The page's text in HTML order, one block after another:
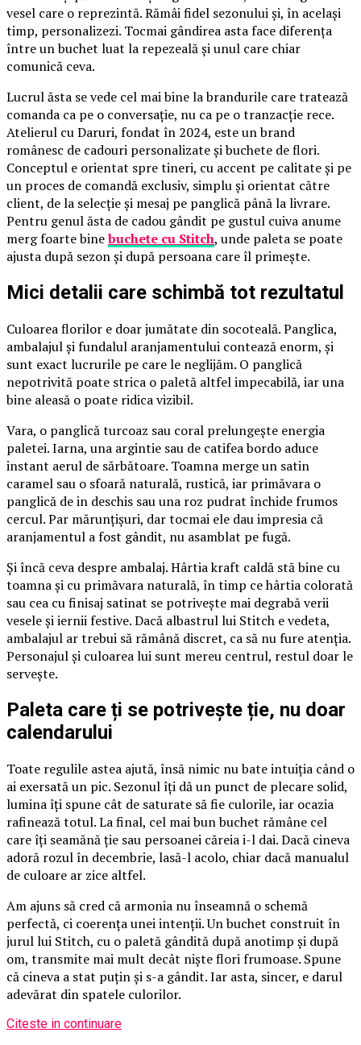
vesel care o reprezintă. Rămâi fidel sezonului și, în același
timp, personalizezi. Tocmai gândirea asta face diferența
între un buchet luat la repezeală și unul care chiar
comunică ceva.
Lucrul ăsta se vede cel mai bine la brandurile care tratează
comanda ca pe o conversație, nu ca pe o tranzacție rece.
Atelierul cu Daruri, fondat în 2024, este un brand
românesc de cadouri personalizate și buchete de flori.
Conceptul e orientat spre tineri, cu accent pe calitate și pe
un proces de comandă exclusiv, simplu și orientat către
client, de la selecție și mesaj pe panglică până la livrare.
Pentru genul ăsta de cadou gândit pe gustul cuiva anume
merg foarte binebuchete cu Stitch, unde paleta se poate
ajusta după sezon și după persoana care îl primește.
Mici detalii care schimbă tot rezultatul
Culoarea florilor e doar jumătate din socoteală. Panglica,
ambalajul și fundalul aranjamentului contează enorm, și
sunt exact lucrurile pe care le neglijăm. O panglică
nepotrivită poate strica o paletă altfel impecabilă, iar una
bine aleasă o poate ridica vizibil.
Vara, o panglică turcoaz sau coral prelungește energia
paletei. Iarna, una argintie sau de catifea bordo aduce
instant aerul de sărbătoare. Toamna merge un satin
caramel sau o sfoară naturală, rustică, iar primăvara o
panglică de in deschis sau una roz pudrat închide frumos
cercul. Par mărunțișuri, dar tocmai ele dau impresia că
aranjamentul a fost gândit, nu asamblat pe fugă.
Și încă ceva despre ambalaj. Hârtia kraft caldă stă bine cu
toamna și cu primăvara naturală, în timp ce hârtia colorată
sau cea cu finisaj satinat se potrivește mai degrabă verii
vesele și iernii festive. Dacă albastrul lui Stitch e vedeta,
ambalajul ar trebui să rămână discret, ca să nu fure atenția.
Personajul și culoarea lui sunt mereu centrul, restul doar le
servește.
Paleta care ți se potrivește ție, nu doar
calendarului
Toate regulile astea ajută, însă nimic nu bate intuiția când o
ai exersată un pic. Sezonul îți dă un punct de plecare solid,
lumina îți spune cât de saturate să fie culorile, iar ocazia
rafinează totul. La final, cel mai bun buchet rămâne cel
care îți seamănă ție sau persoanei căreia i-l dai. Dacă cineva
adoră rozul în decembrie, lasă-l acolo, chiar dacă manualul
de culoare ar zice altfel.
Am ajuns să cred că armonia nu înseamnă o schemă
perfectă, ci coerența unei intenții. Un buchet construit în
jurul lui Stitch, cu o paletă gândită după anotimp și după
om, transmite mai mult decât niște flori frumoase. Spune
că cineva a stat puțin și s-a gândit. Iar asta, sincer, e darul
adevărat din spatele culorilor.
Citeste in continuare